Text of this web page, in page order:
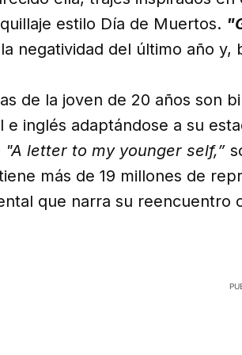
estilo Día de Muertos.
negatividad del último año
de la joven de 20 años son
e inglés adaptándose a su
"A letter to my younger self,”
más de 19 millones de
que narra su reencuentro